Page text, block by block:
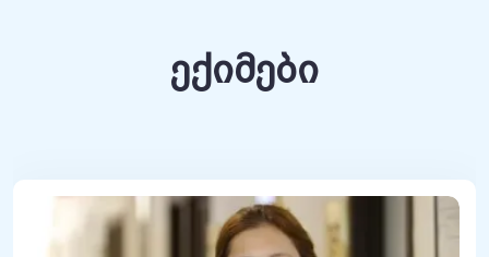
ექიმები